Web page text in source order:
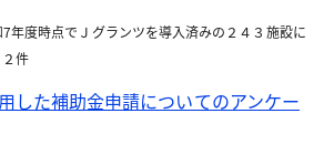
度時点でＪグランツを導入済みの２４３施設に
件
した補助金申請についてのアンケー